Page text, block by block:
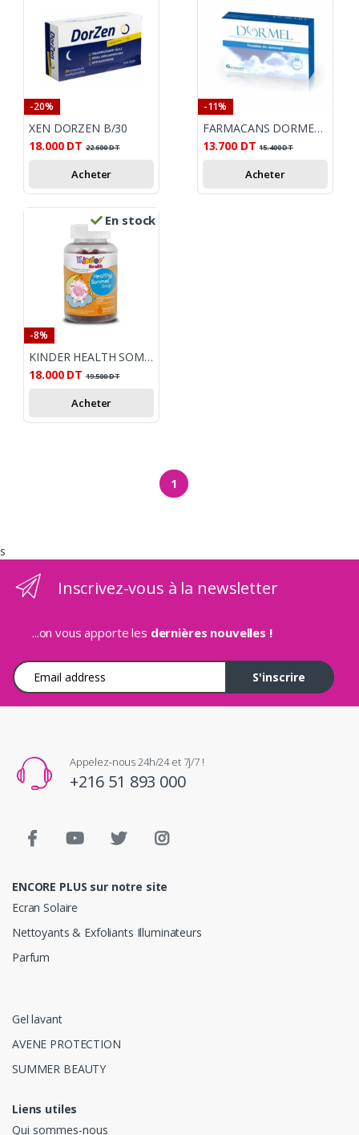
-20%
XEN DORZEN B/30
18.000 DT 22.600DT
Acheter
-11%
FARMACANS DORMEL B10 GELULES
13.700 DT 15.400DT
Acheter
En stock
-8%
KINDER HEALTH SOMMEIL 30 GUMMIES
18.000 DT 19.500DT
Acheter
1
s
Inscrivez-vous à la newsletter
...on vous apporte les dernières nouvelles !
Adresse e-mail
S'inscrire
Appelez-nous 24h/24 et 7j/7 !
+216 51 893 000
ENCORE PLUS sur notre site
Ecran Solaire
Nettoyants & Exfoliants Illuminateurs
Parfum
Gel lavant
AVENE PROTECTION
SUMMER BEAUTY
Liens utiles
Qui sommes-nous